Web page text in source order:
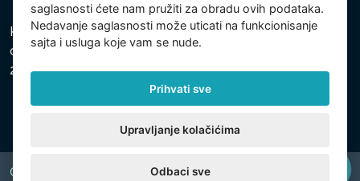
Kompanija je registrovana u Opštinskom sudu u Pragu,
odeljak C, uložak 74759, Identifikacioni broj kompanije:
26150808, Poreski identifikacioni broj: CZ26150808.
Copyright © 2026 INTEX TRADING s.r.o. All rights reserved.
saglasnosti ćete nam pružiti za obradu ovih podataka.
Nedavanje saglasnosti može uticati na funkcionisanje
sajta i usluga koje vam se nude.
Prihvati sve
Upravljanje kolačićima
Odbaci sve